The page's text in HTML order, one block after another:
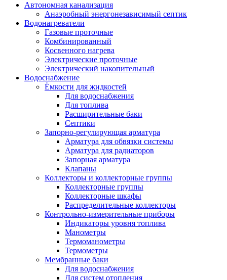
Автономная канализация
Анаэробный энергонезависимый септик
Водонагреватели
Газовые проточные
Комбинированный
Косвенного нагрева
Электрические проточные
Электрический накопительный
Водоснабжение
Ёмкости для жидкостей
Для водоснабжения
Для топлива
Расширительные баки
Септики
Запорно-регулирующая арматура
Арматура для обвязки системы
Арматура для радиаторов
Запорная арматура
Клапаны
Коллекторы и коллекторные группы
Коллекторные группы
Коллекторные шкафы
Распределительные коллекторы
Контрольно-измерительные приборы
Индикаторы уровня топлива
Манометры
Термоманометры
Термометры
Мембранные баки
Для водоснабжения
Для систем отопления